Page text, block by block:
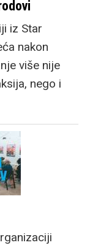
iz Star
nakon
više nije
nego i